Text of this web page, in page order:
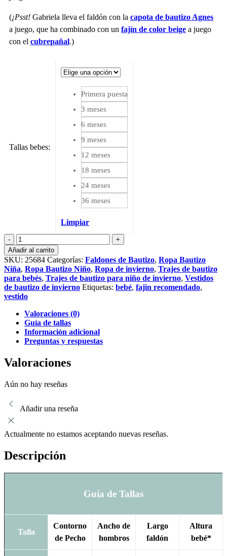
(¡Psst! Gabriela lleva el faldón con la capota de bautizo Agnes
a juego, que ha combinado con un fajín de color beige a juego
con el cubrepañal.)
Tallas bebes:
Primera puesta
3 meses
6 meses
9 meses
12 meses
18 meses
24 meses
36 meses
Limpiar
Faldón
de
bautizo
Agnes
cantidad
Añadir al carrito
SKU: 25684 Categorías: Faldones de Bautizo, Ropa Bautizo
Niña, Ropa Bautizo Niño, Ropa de invierno, Trajes de bautizo
para bebés, Trajes de bautizo para niño de invierno, Vestidos
de bautizo de invierno Etiquetas: bebé, fajin recomendado,
vestido
Valoraciones (0)
Guía de tallas
Información adicional
Preguntas y respuestas
Valoraciones
Aún no hay reseñas
Añadir una reseña
Actualmente no estamos aceptando nuevas reseñas.
Descripción
Guía de Tallas
Talla
Contorno
de Pecho
Ancho de
hombros
Largo
faldón
Altura
bebé*